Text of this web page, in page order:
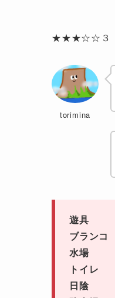
★★★☆☆３
torimina
遊具
ブラン
水場
トイレ
日陰